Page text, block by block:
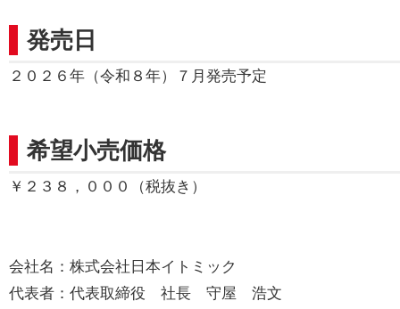
発売日
２０２６年（令和８年）７月発売予定
希望小売価格
￥２３８，０００（税抜き）
会社名：株式会社日本イトミック
代表者：代表取締役 社長 守屋 浩文